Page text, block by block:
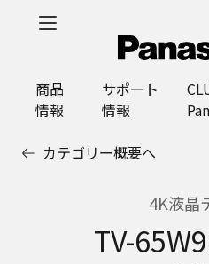
商品
情報
サポート
情報
カテゴリー概要へ
4K液晶
TV-